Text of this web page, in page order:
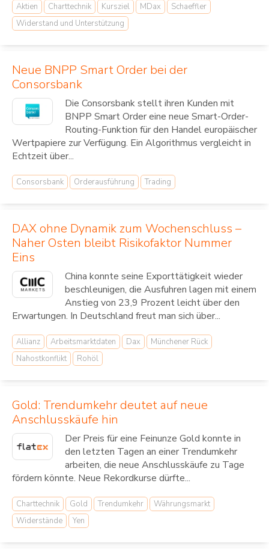
Aktien Charttechnik Kursziel MDax
Schaeffler
Widerstand und Unterstützung
Neue BNPP Smart Order bei der
Consorsbank
Die Consorsbank stellt ihren Kunden mit
BNPP Smart Order eine neue Smart-Order-
Routing-Funktion für den Handel europäischer
Wertpapiere zur Verfügung. Ein Algorithmus vergleicht in
Echtzeit über...
Consorsbank Orderausführung Trading
DAX ohne Dynamik zum Wochenschluss –
Naher Osten bleibt Risikofaktor Nummer
Eins
China konnte seine Exporttätigkeit wieder
beschleunigen, die Ausfuhren lagen mit einem
Anstieg von 23,9 Prozent leicht über den
Erwartungen. In Deutschland freut man sich über...
Allianz Arbeitsmarktdaten Dax
Münchener Rück
Nahostkonflikt
Rohöl
Gold: Trendumkehr deutet auf neue
Anschlusskäufe hin
Der Preis für eine Feinunze Gold konnte in
den letzten Tagen an einer Trendumkehr
arbeiten, die neue Anschlusskäufe zu Tage
fördern könnte. Neue Rekordkurse dürfte...
Charttechnik Gold Trendumkehr
Währungsmarkt
Widerstände
Yen